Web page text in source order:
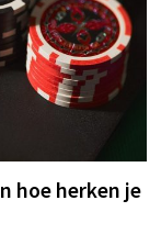
hoe herken je